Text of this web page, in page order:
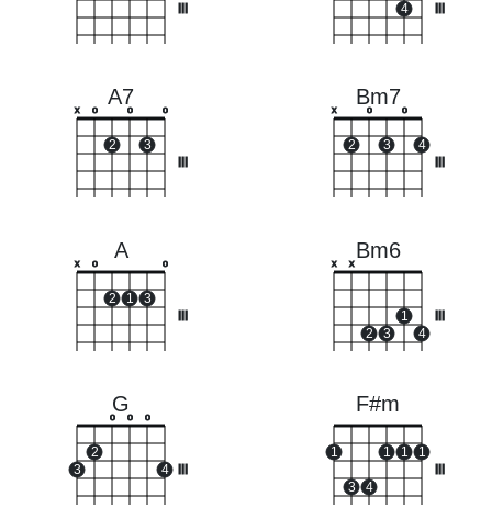
4
A7
x o
2
o
3
o
Bm7
x
2
o
3
o
4
A
x o
2 1 3
o
Bm6
x x
2 3
1
4
G
3
2
o o o
4
F#m
1
3 4
1 1 1